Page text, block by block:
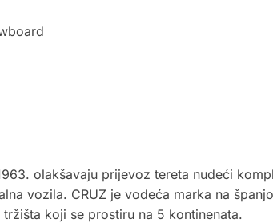
olakšavaju prijevoz tereta nudeći
vozila. CRUZ je vodeća marka na
koji se prostiru na 5 kontinenata.